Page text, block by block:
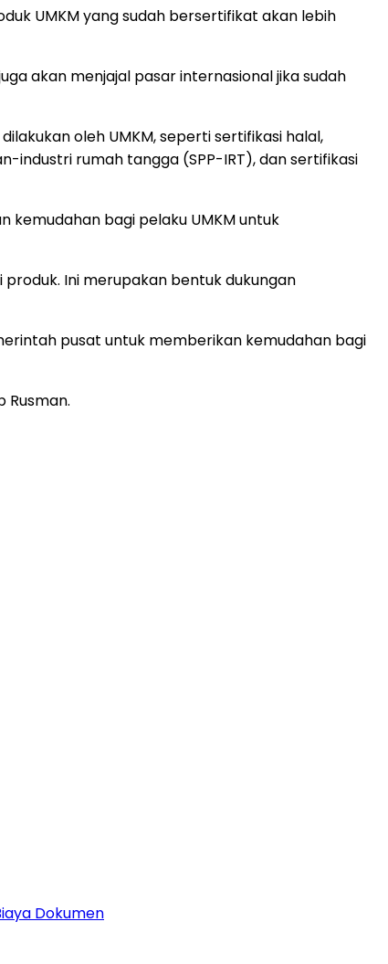
UMKM yang sudah bersertifikat akan lebih
akan menjajal pasar internasional jika sudah
oleh UMKM, seperti sertifikasi halal,
industri rumah tangga (SPP-IRT), dan sertifikasi
kemudahan bagi pelaku UMKM untuk
Ini merupakan bentuk dukungan
pusat untuk memberikan kemudahan bagi
Rusman.
Dokumen